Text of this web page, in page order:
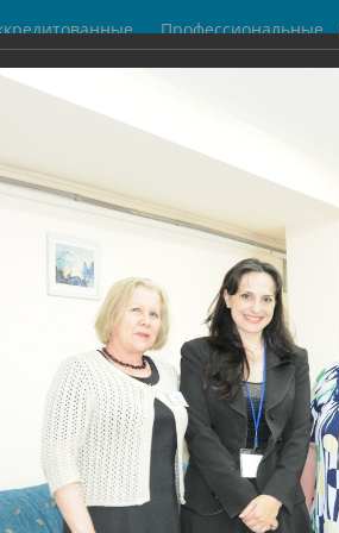
центры
Профессиональные
бухгалтеры
с представителем IFAC